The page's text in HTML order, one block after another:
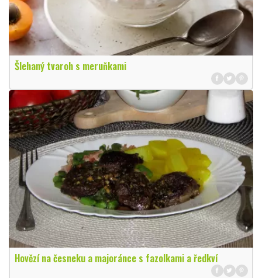
Šlehaný tvaroh s meruňkami
Hovězí na česneku a majoránce s fazolkami a ředkví